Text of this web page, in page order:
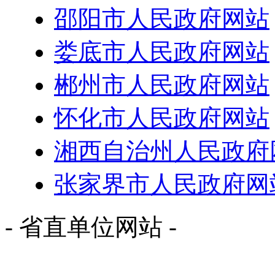
邵阳市人民政府网站
娄底市人民政府网站
郴州市人民政府网站
怀化市人民政府网站
湘西自治州人民政
张家界市人民政府网
- 省直单位网站 -